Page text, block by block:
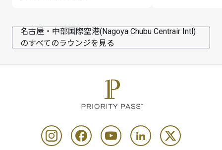
ります。
カード保持者様には、ご同伴者様を1回のご利用につき
最大2名ご登録いただけます。
ご注文の前に、カード保持者様とご同伴者様は有効な
カードと出発3時間以内の搭乗券をご提示いただく必要
のお子様は無料です。
セットメニューの譲渡、換金、返金はできません。ま
名古屋・中部国際空港(Nagoya Chubu Centrair Intl)
のすべてのラウンジを見る